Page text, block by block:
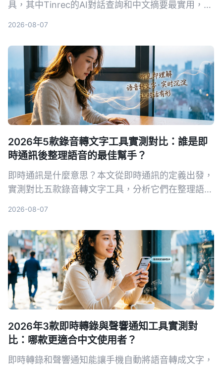
具，其中Tinrec的AI對話查詢和中文摘要最實用，適
2026-08-07
2026年5款錄音轉文字工具實測對比：誰是即
時通訊後整理語音的最佳幫手？
即時通訊是什麼意思？本文從即時通訊的定義出發，
實測對比五款錄音轉文字工具，分析它們在整理語音
2026-08-07
2026年3款即時轉錄與聲響通知工具實測對
比：哪款更適合中文使用者？
即時轉錄和聲響通知能讓手機自動將語音轉成文字，